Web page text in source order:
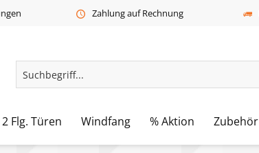
Zahlung auf Rechnung
2 Flg. Türen Windfang % Aktion Zubehör